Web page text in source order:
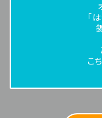
「
こ